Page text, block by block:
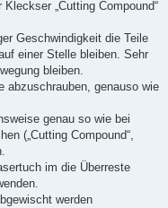
„Cutting Compound“
Geschwindigkeit die Teile
einer Stelle bleiben. Sehr
bleiben.
genauso wie
genau so wie bei
(„Cutting Compound“,
im die Überreste
werden